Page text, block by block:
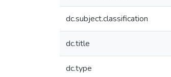
dc.subject.classification
dc.title
dc.type